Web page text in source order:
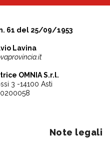
61 del 25/09/1953
Lavina
OMNIA S.r.l.
3 -14100 Asti
Note legali